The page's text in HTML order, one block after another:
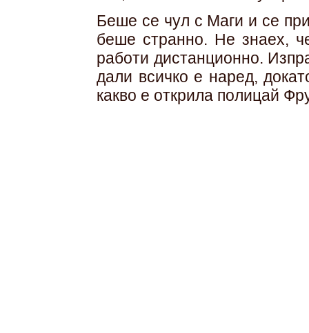
Беше се чул с Маги и се
беше странно. Не знаех,
работи дистанционно.
дали всичко е наред,
какво е открила полицай